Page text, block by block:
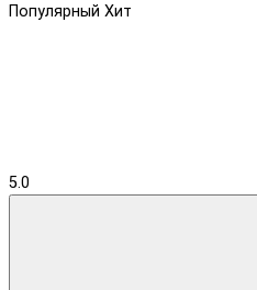
Популярный Хит
5.0